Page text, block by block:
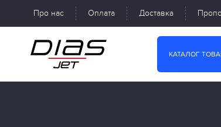
Про нас Оплата Доставка
КАТАЛОГ